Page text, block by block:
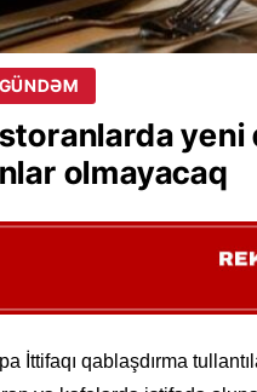
GÜNDƏM
yeni
olmayacaq
İttifaqı qablaşdırma